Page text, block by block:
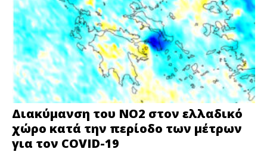
Διακύμανση του NO2 στον ελλαδικό
χώρο κατά την περίοδο των μέτρων
για τον COVID-19